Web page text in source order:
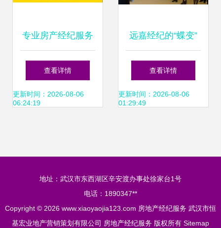
专业房产经纪服务
连接理想家园与品
质装修的一站式桥
查看详情
更新时间：2026-08-06
06:24:19
远嘉经纪的“蝶变”
创新驱动房地产经
纪服务新生态
查看详情
更新时间：2026-08-06
01:29:49
地址：武汉市东西湖区辛安渡办事处徐家台1号
电话：1890347**
Copyright © 2026 www.xiaoyaojia123.com 房地产经纪服务 武汉市恒
基宏业地产营销策划有限公司 房地产经纪服务 版权所有 Sitemap